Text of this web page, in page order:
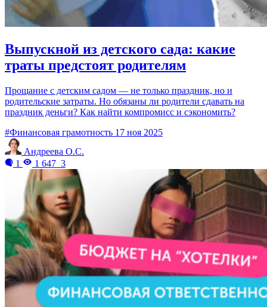
Выпускной из детского сада: какие
траты предстоят родителям
Прощание с детским садом — не только праздник, но и
родительские затраты. Но обязаны ли родители сдавать на
праздник деньги? Как найти компромисс и сэкономить?
#Финансовая грамотность 17 ноя 2025
Андреева О.С.
1
1 647 3